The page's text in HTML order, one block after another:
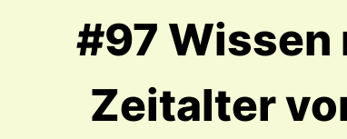
#97 Wissen
Zeitalter